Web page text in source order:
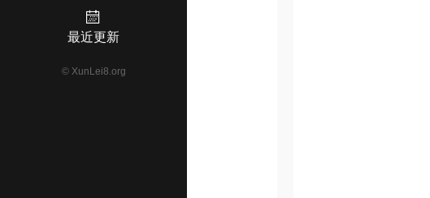
最近更新
© XunLei8.org